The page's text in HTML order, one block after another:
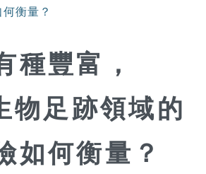
衡量？
種豐富，
物足跡領域的
如何衡量？